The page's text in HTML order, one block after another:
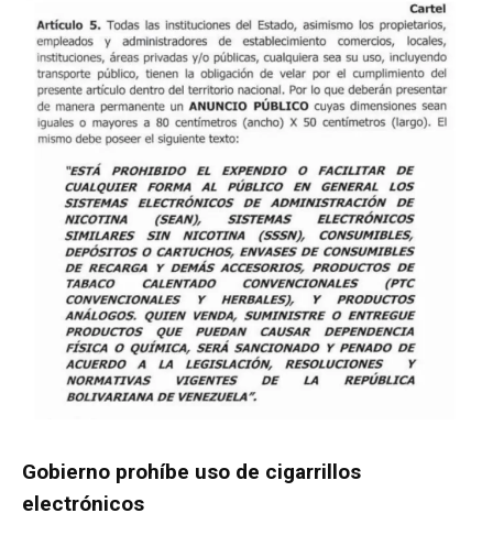
Gobierno prohíbe uso de cigarrillos
electrónicos